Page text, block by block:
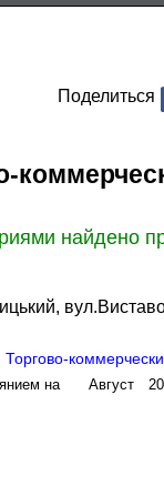
Поделиться
найдено
Торгово-
на Август